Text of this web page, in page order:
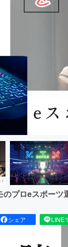
ビジネス・起業
まちづくり・地域活
のプロeスポー
シェア LINE